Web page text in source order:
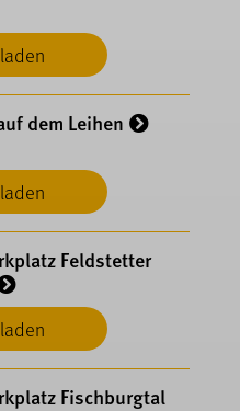
dem Leihen
Feldstetter
Fischburgtal